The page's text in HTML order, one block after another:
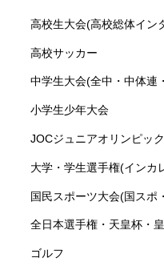
高校生大会(高校総体イン
高校サッカー
中学生大会(全中・中体連
小学生少年大会
JOCジュニアオリンピッ
大学・学生選手権(インカ
国民スポーツ大会(国スポ
全日本選手権・天皇杯・
ゴルフ